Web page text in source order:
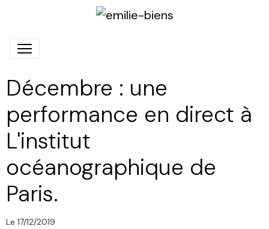
Décembre : une
performance en direct à
L'institut
océanographique de
Paris.
Le 17/12/2019